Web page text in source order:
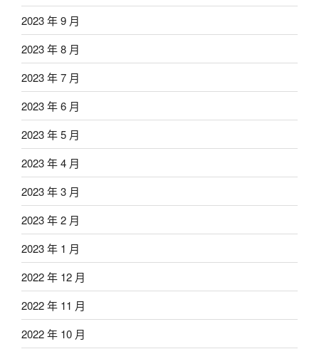
2023 年 9 月
2023 年 8 月
2023 年 7 月
2023 年 6 月
2023 年 5 月
2023 年 4 月
2023 年 3 月
2023 年 2 月
2023 年 1 月
2022 年 12 月
2022 年 11 月
2022 年 10 月